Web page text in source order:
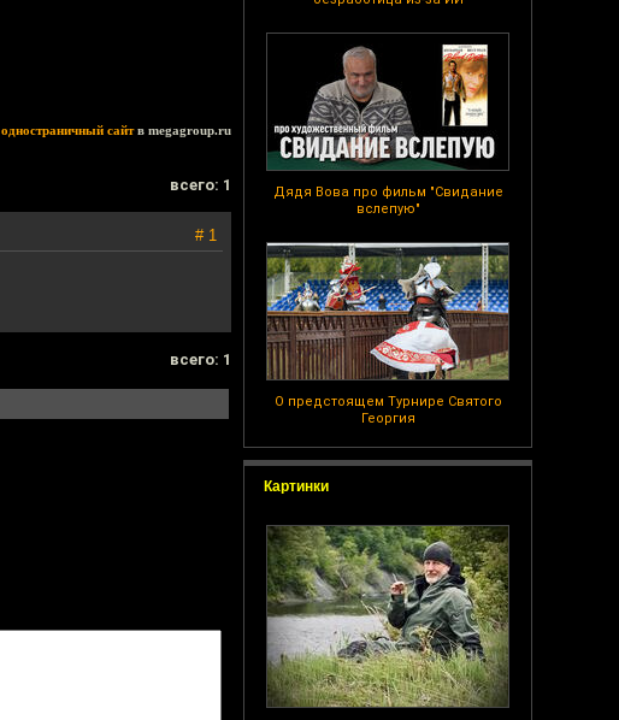
Дядя Вова про фильм "Свидание
вслепую"
О предстоящем Турнире Святого
Георгия
Картинки
одностраничный сайтв megagroup.ru
всего: 1
# 1
всего: 1